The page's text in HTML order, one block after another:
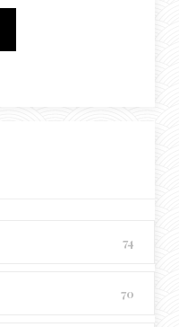
74
70